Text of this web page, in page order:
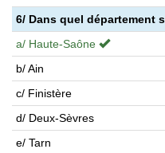
6/ Dans quel département
a/ Haute-Saône
b/ Ain
c/ Finistère
d/ Deux-Sèvres
e/ Tarn